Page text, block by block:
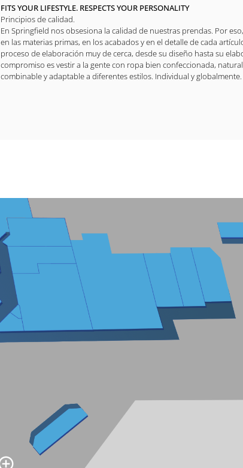
FITS YOUR LIFESTYLE. RESPECTS YOUR PERSONALITY
Principios de calidad.
En Springfield nos obsesiona la calidad de nuestras prendas. Por
en las materias primas, en los acabados y en el detalle de cada
proceso de elaboración muy de cerca, desde su diseño hasta su
compromiso es vestir a la gente con ropa bien confeccionada,
combinable y adaptable a diferentes estilos. Individual y globalmente.